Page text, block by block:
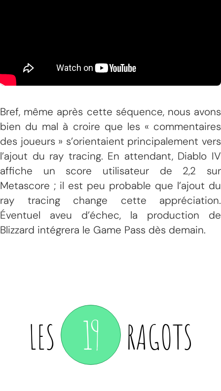
Bref, même après cette séquence, nous avons
bien du mal à croire que les « commentaires
des joueurs » s’orientaient principalement vers
l’ajout du ray tracing. En attendant, Diablo IV
affiche un score utilisateur de 2,2 sur
Metascore ; il est peu probable que l’ajout du
ray tracing change cette appréciation.
Éventuel aveu d’échec, la production de
Blizzard intégrera le Game Pass dès demain.
LES 19 RAGOTS